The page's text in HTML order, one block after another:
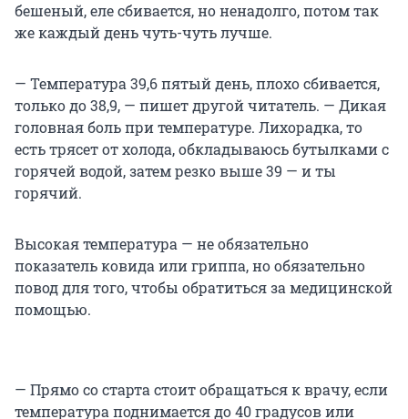
бешеный, еле сбивается, но ненадолго, потом так
же каждый день чуть-чуть лучше.
— Температура 39,6 пятый день, плохо сбивается,
только до 38,9, — пишет другой читатель. — Дикая
головная боль при температуре. Лихорадка, то
есть трясет от холода, обкладываюсь бутылками с
горячей водой, затем резко выше 39 — и ты
горячий.
Высокая температура — не обязательно
показатель ковида или гриппа, но обязательно
повод для того, чтобы обратиться за медицинской
помощью.
— Прямо со старта стоит обращаться к врачу, если
температура поднимается до 40 градусов или